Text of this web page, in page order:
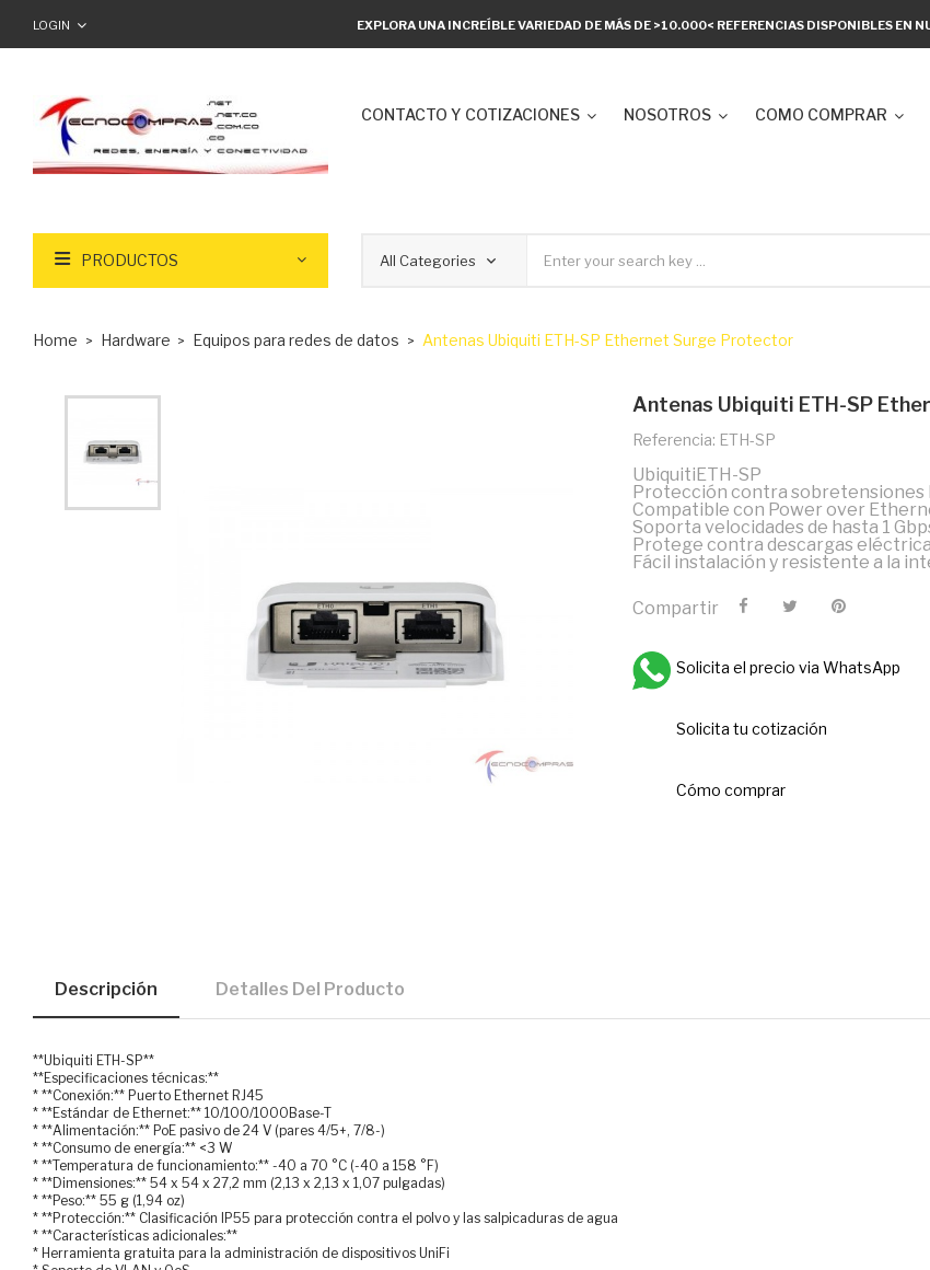
EXPLORA UNA INCREÍBLE VARIEDAD DE MÁS DE >10.000< REFERENCIAS DISPONIBLES EN
LOGIN
CONTACTO Y COTIZACIONES NOSOTROS COMO COMPRAR
PRODUCTOS
Home Hardware Equipos para redes de datos Antenas Ubiquiti ETH-SP Ethernet Surge Protector
Antenas Ubiquiti ETH-SP
Referencia: ETH-SP
UbiquitiETH-SP
Protección contra sobretensiones
Compatible con Power over
Soporta velocidades de hasta 1
Protege contra descargas
Fácil instalación y resistente a la
Compartir
Solicita el precio via WhatsApp
Solicita tu cotización
Cómo comprar
Descripción Detalles Del Producto
**Ubiquiti ETH-SP**
**Especificaciones técnicas:**
* **Conexión:** Puerto Ethernet RJ45
* **Estándar de Ethernet:** 10/100/1000Base-T
* **Alimentación:** PoE pasivo de 24 V (pares 4/5+, 7/8-)
* **Consumo de energía:** <3 W
* **Temperatura de funcionamiento:** -40 a 70 °C (-40 a 158 °F)
* **Dimensiones:** 54 x 54 x 27,2 mm (2,13 x 2,13 x 1,07 pulgadas)
* **Peso:** 55 g (1,94 oz)
* **Protección:** Clasificación IP55 para protección contra el polvo y las salpicaduras de agua
* **Características adicionales:**
* Herramienta gratuita para la administración de dispositivos UniFi